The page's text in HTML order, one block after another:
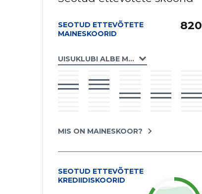
SEOTUD ETTEVÕTETE
MAINESKOORID
UISUKLUBI ALBE MTÜ
820
MIS ON MAINESKOOR?
SEOTUD ETTEVÕTETE
KREDIIDISKOORID